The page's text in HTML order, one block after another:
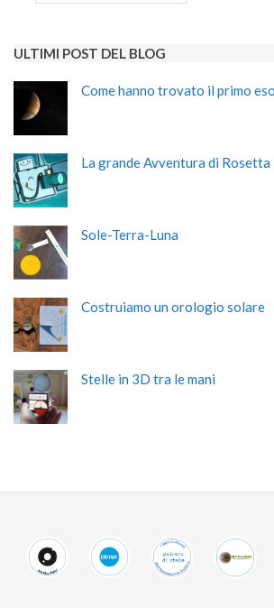
ULTIMI POST DEL BLOG
Come hanno trovato il primo
La grande Avventura di Rosetta
Sole-Terra-Luna
Costruiamo un orologio solare
Stelle in 3D tra le mani